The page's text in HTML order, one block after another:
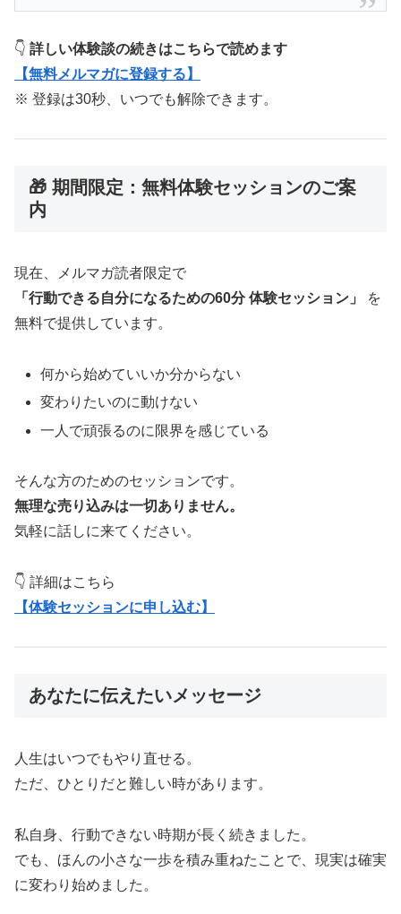
👇 詳しい体験談の続きはこちらで読めます
【無料メルマガに登録する】
※ 登録は30秒、いつでも解除できます。
🎁 期間限定：無料体験セッションのご案
内
現在、メルマガ読者限定で
「行動できる自分になるための60分 体験セッション」
を
無料で提供しています。
何から始めていいか分からない
変わりたいのに動けない
一人で頑張るのに限界を感じている
そんな方のためのセッションです。
無理な売り込みは一切ありません。
気軽に話しに来てください。
👇 詳細はこちら
【体験セッションに申し込む】
あなたに伝えたいメッセージ
人生はいつでもやり直せる。
ただ、ひとりだと難しい時があります。
私自身、行動できない時期が長く続きました。
でも、ほんの小さな一歩を積み重ねたことで、現実は確実
に変わり始めました。